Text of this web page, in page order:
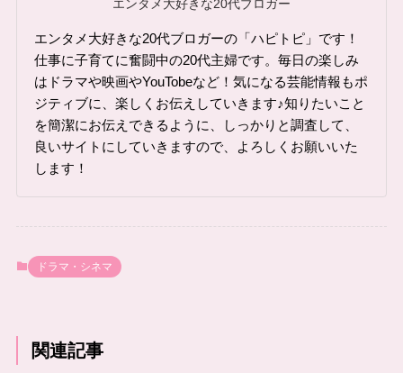
エンタメ大好きな20代ブロガー
エンタメ大好きな20代ブロガーの「ハピトピ」です！
仕事に子育てに奮闘中の20代主婦です。毎日の楽しみ
はドラマや映画やYouTobeなど！気になる芸能情報もポ
ジティブに、楽しくお伝えしていきます♪知りたいこと
を簡潔にお伝えできるように、しっかりと調査して、
良いサイトにしていきますので、よろしくお願いいた
します！
ドラマ・シネマ
関連記事